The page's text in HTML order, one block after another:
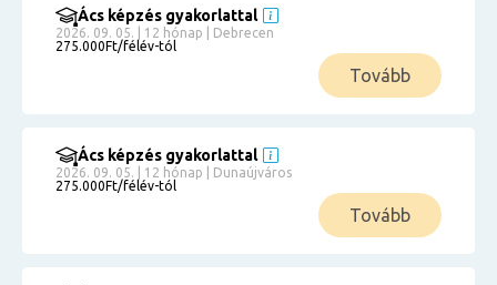
Ács képzés gyakorlattal
2026. 09. 05. | 12 hónap | Debrecen
275.000Ft/félév-tól
Tovább
Ács képzés gyakorlattal
2026. 09. 05. | 12 hónap | Dunaújváros
275.000Ft/félév-tól
Tovább